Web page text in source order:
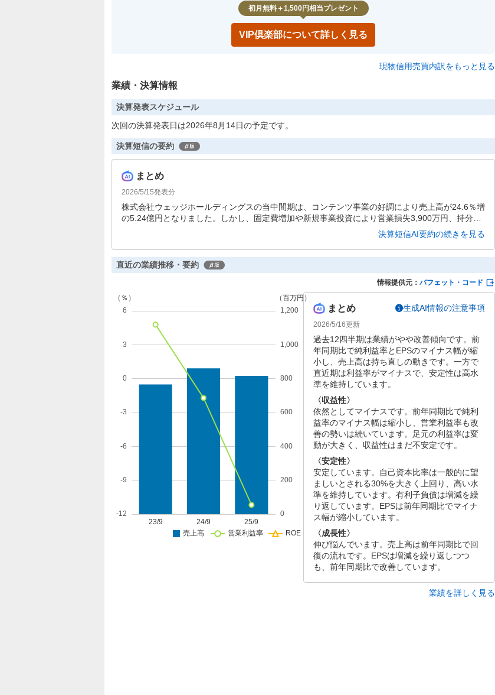
初月無料＋1,500円相当プレゼント
VIP倶楽部について詳しく見る
現物信用売買内訳をもっと見る
業績・決算情報
決算発表スケジュール
次回の決算発表日は2026年8月14日の予定です。
決算短信の要約
まとめ
2026/5/15発表分
株式会社ウェッジホールディングスの当中間期は、コンテンツ事業の好調により売上高が24.6％増
の5.24億円となりました。しかし、固定費増加や新規事業投資により営業損失3,900万円、持分法
投資損失の影響で経常損失2.67億円、親会社株主に帰属する中間純損失2.85億円と減益となりまし
決算短信AI要約の続きを見る
直近の業績推移・要約
情報提供元： バフェット・コード
まとめ 生成AI情報の注意事項
2026/5/16更新
過去12四半期は業績がやや改善傾向です。前
年同期比で純利益率とEPSのマイナス幅が縮
小し、売上高は持ち直しの動きです。一方で
直近期は利益率がマイナスで、安定性は高水
準を維持しています。
〈収益性〉
依然としてマイナスです。前年同期比で純利
益率のマイナス幅は縮小し、営業利益率も改
善の勢いは続いています。足元の利益率は変
動が大きく、収益性はまだ不安定です。
〈安定性〉
安定しています。自己資本比率は一般的に望
ましいとされる30%を大きく上回り、高い水
準を維持しています。有利子負債は増減を繰
り返しています。EPSは前年同期比でマイナ
ス幅が縮小しています。
〈成長性〉
伸び悩んでいます。売上高は前年同期比で回
復の流れです。EPSは増減を繰り返しつつ
も、前年同期比で改善しています。
業績を詳しく見る